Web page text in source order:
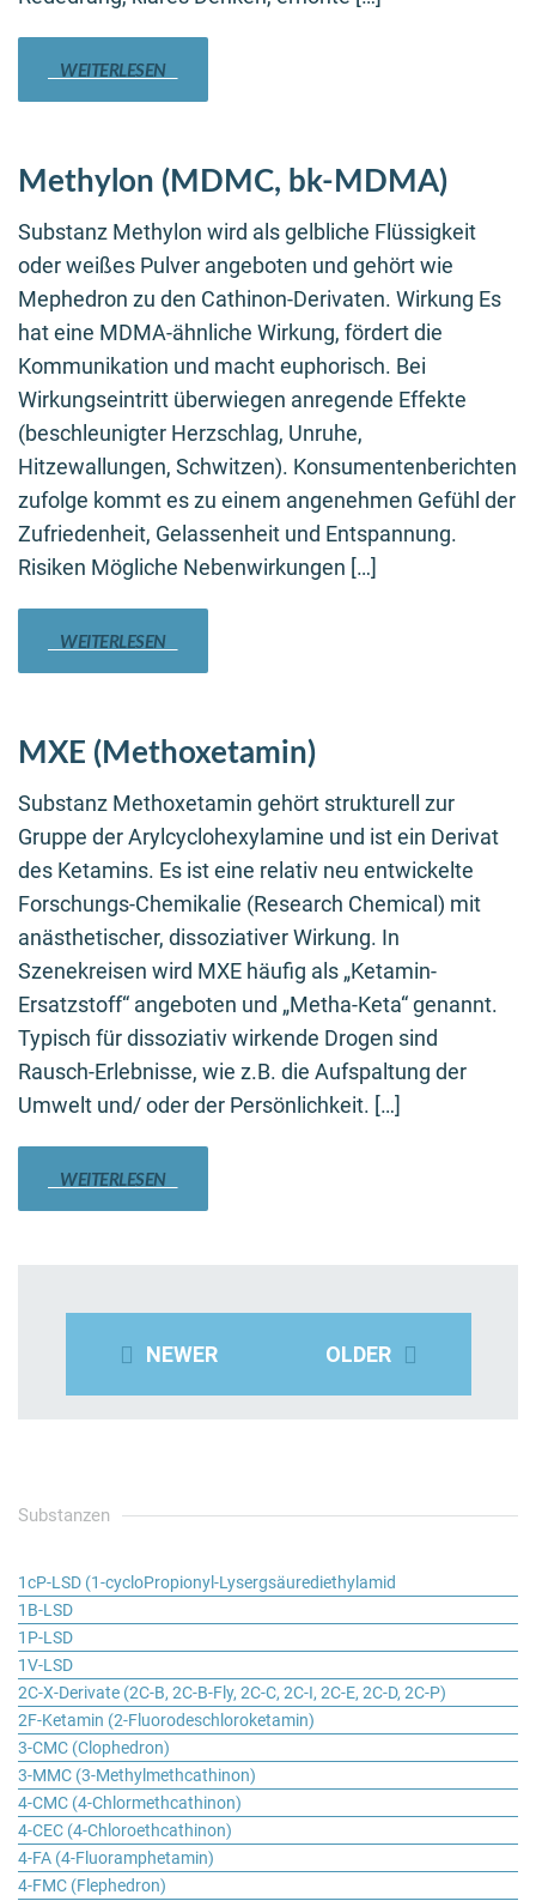
WEITERLESEN
Methylon (MDMC, bk-MDMA)
Substanz Methylon wird als gelbliche Flüssigkeit
oder weißes Pulver angeboten und gehört wie
Mephedron zu den Cathinon-Derivaten. Wirkung Es
hat eine MDMA-ähnliche Wirkung, fördert die
Kommunikation und macht euphorisch. Bei
Wirkungseintritt überwiegen anregende Effekte
(beschleunigter Herzschlag, Unruhe,
Hitzewallungen, Schwitzen). Konsumentenberichten
zufolge kommt es zu einem angenehmen Gefühl der
Zufriedenheit, Gelassenheit und Entspannung.
Risiken Mögliche Nebenwirkungen […]
WEITERLESEN
MXE (Methoxetamin)
Substanz Methoxetamin gehört strukturell zur
Gruppe der Arylcyclohexylamine und ist ein Derivat
des Ketamins. Es ist eine relativ neu entwickelte
Forschungs-Chemikalie (Research Chemical) mit
anästhetischer, dissoziativer Wirkung. In
Szenekreisen wird MXE häufig als „Ketamin-
Ersatzstoff“ angeboten und „Metha-Keta“ genannt.
Typisch für dissoziativ wirkende Drogen sind
Rausch-Erlebnisse, wie z.B. die Aufspaltung der
Umwelt und/ oder der Persönlichkeit. […]
WEITERLESEN
NEWER OLDER
Substanzen
1cP-LSD (1-cycloPropionyl-Lysergsäurediethylamid
1B-LSD
1P-LSD
1V-LSD
2C-X-Derivate (2C-B, 2C-B-Fly, 2C-C, 2C-I, 2C-E, 2C-D, 2C-P)
2F-Ketamin (2-Fluorodeschloroketamin)
3-CMC (Clophedron)
3-MMC (3-Methylmethcathinon)
4-CMC (4-Chlormethcathinon)
4-CEC (4-Chloroethcathinon)
4-FA (4-Fluoramphetamin)
4-FMC (Flephedron)